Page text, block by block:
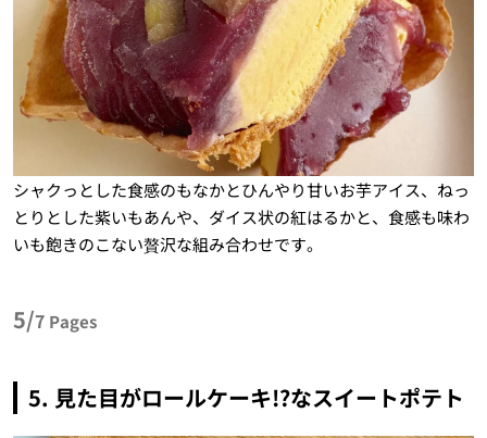
シャクっとした食感のもなかとひんやり甘いお芋アイス、ねっ
とりとした紫いもあんや、ダイス状の紅はるかと、食感も味わ
いも飽きのこない贅沢な組み合わせです。
5/7 Pages
5. 見た目がロールケーキ!?なスイートポテト